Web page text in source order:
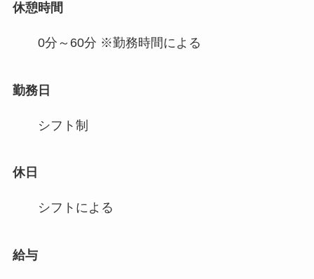
休憩時間
0分～60分 ※勤務時間による
勤務日
シフト制
休日
シフトによる
給与